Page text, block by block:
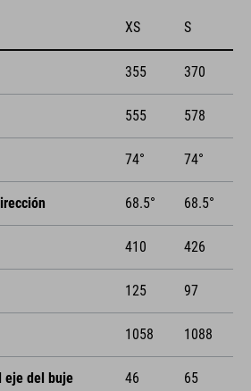
XS S
355 370
555 578
74° 74°
68.5° 68.5°
410 426
125 97
1058 1088
eje del buje 46 65